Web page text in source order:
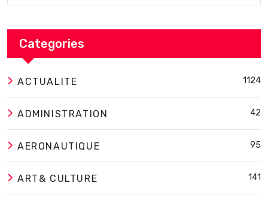
Categories
ACTUALITE 1124
ADMINISTRATION 42
AERONAUTIQUE 95
ART& CULTURE 141